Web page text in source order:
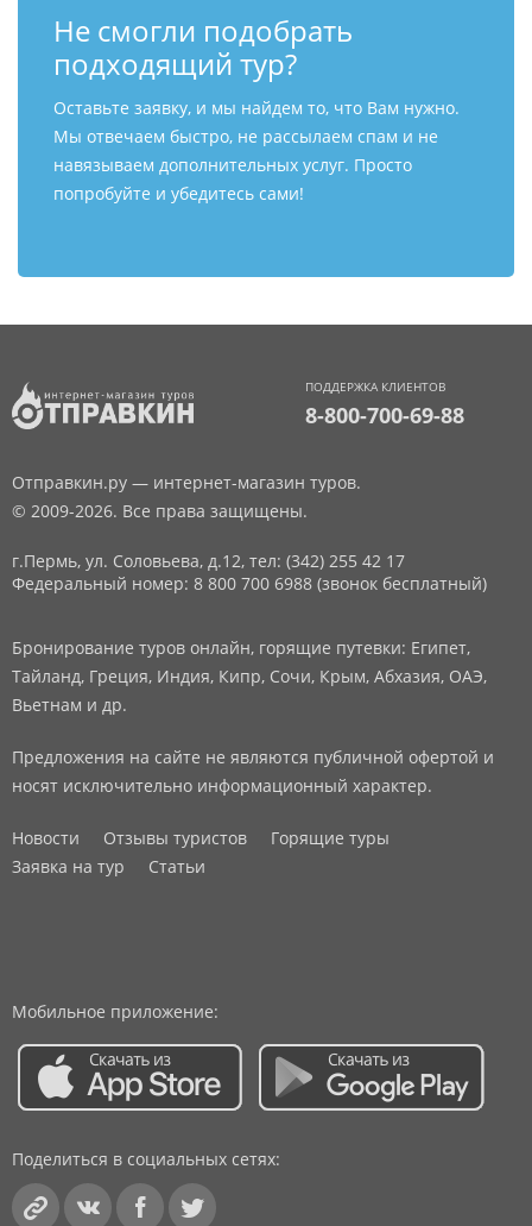
Не смогли подобрать
подходящий тур?
Оставьте заявку, и мы найдем то, что Вам нужно.
Мы отвечаем быстро, не рассылаем спам и не
навязываем дополнительных услуг. Просто
попробуйте и убедитесь сами!
ПОДДЕРЖКА КЛИЕНТОВ
8-800-700-69-88
Отправкин.ру — интернет-магазин туров.
© 2009-2026. Все права защищены.
г.Пермь, ул. Соловьева, д.12, тел: (342) 255 42 17
Федеральный номер: 8 800 700 6988 (звонок бесплатный)
Бронирование туров онлайн, горящие путевки: Египет,
Тайланд, Греция, Индия, Кипр, Сочи, Крым, Абхазия, ОАЭ,
Вьетнам и др.
Предложения на сайте не являются публичной офертой и
носят исключительно информационный характер.
Новости Отзывы туристов
Горящие туры
Заявка на тур
Статьи
Мобильное приложение:
Поделиться в социальных сетях: